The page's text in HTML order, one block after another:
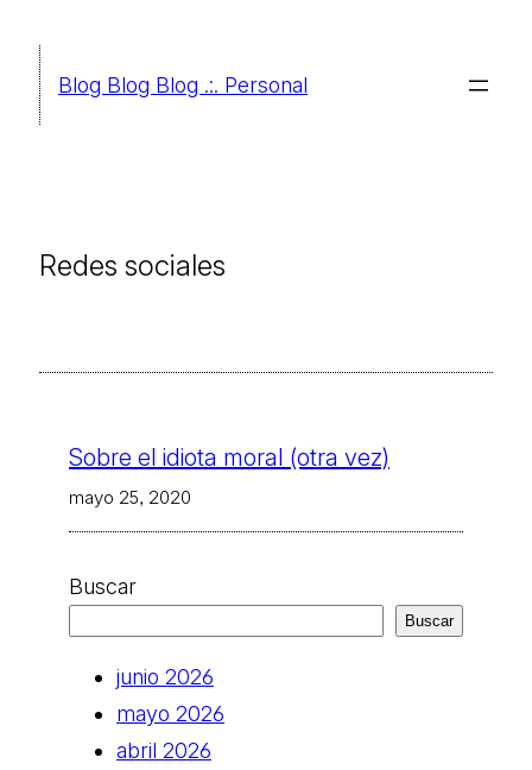
contenido
Blog Blog Blog .:. Personal
Redes sociales
Sobre el idiota moral (otra vez)
mayo 25, 2020
Buscar
Buscar
junio 2026
mayo 2026
abril 2026